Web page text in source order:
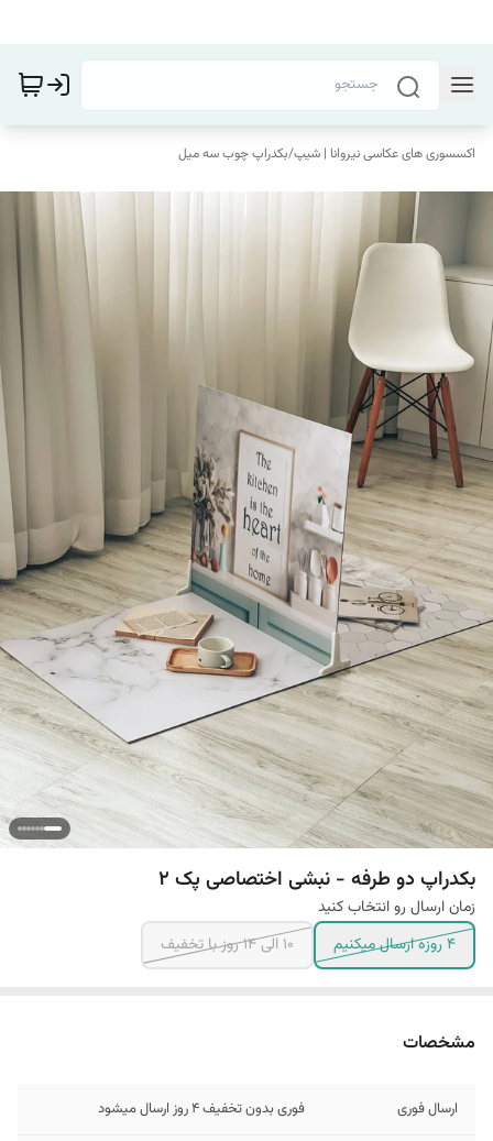
اکسسوری های عکاسی نیروانا | شیپ/بکدراپ چوب سه میل
بکدراپ دو طرفه - نبشی اختصاصی پک 2
زمان ارسال رو انتخاب کنید
4 روزه ارسال میکنیم
10 الی 14 روز با تخفیف
مشخصات
ارسال فوری فوری بدون تخفیف 4 روز ارسال میشود